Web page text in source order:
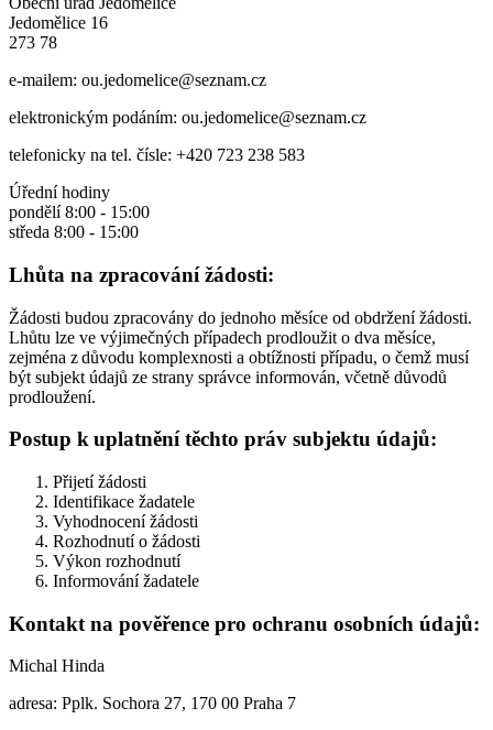
Jedomělice 16
273 78
e-mailem: ou.jedomelice@seznam.cz
elektronickým podáním: ou.jedomelice@seznam.cz
telefonicky na tel. čísle: +420 723 238 583
Úřední hodiny
pondělí 8:00 - 15:00
středa 8:00 - 15:00
Lhůta na zpracování žádosti:
Žádosti budou zpracovány do jednoho měsíce od obdržení žádosti.
Lhůtu lze ve výjimečných případech prodloužit o dva měsíce,
zejména z důvodu komplexnosti a obtížnosti případu, o čemž musí
být subjekt údajů ze strany správce informován, včetně důvodů
prodloužení.
Postup k uplatnění těchto práv subjektu údajů:
Přijetí žádosti
Identifikace žadatele
Vyhodnocení žádosti
Rozhodnutí o žádosti
Výkon rozhodnutí
Informování žadatele
Kontakt na pověřence pro ochranu osobních údajů:
Michal Hinda
adresa: Pplk. Sochora 27, 170 00 Praha 7